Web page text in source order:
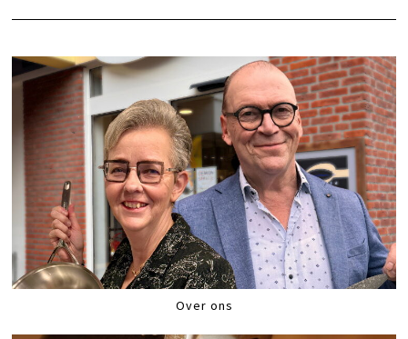
Over ons